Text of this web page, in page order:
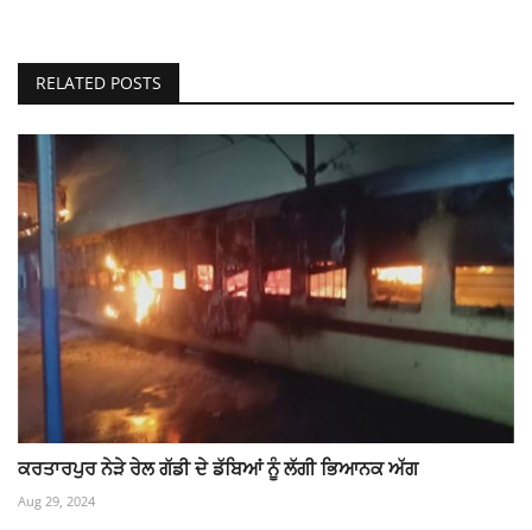
RELATED POSTS
ਕਰਤਾਰਪੁਰ ਨੇੜੇ ਰੇਲ ਗੱਡੀ ਦੇ ਡੱਬਿਆਂ ਨੂੰ ਲੱਗੀ ਭਿਆਨਕ ਅੱਗ
Aug 29, 2024